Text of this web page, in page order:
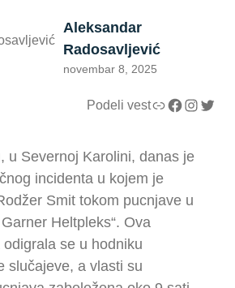
Aleksandar
Radosavljević
novembar 8, 2025
Podeli vestLink Facebook InstagramTwitter
u Severnoj Karolini, danas je
incidenta u kojem je
Smit tokom pucnjave u
Heltpleks“. Ova
se u hodniku
slučajeve, a vlasti su